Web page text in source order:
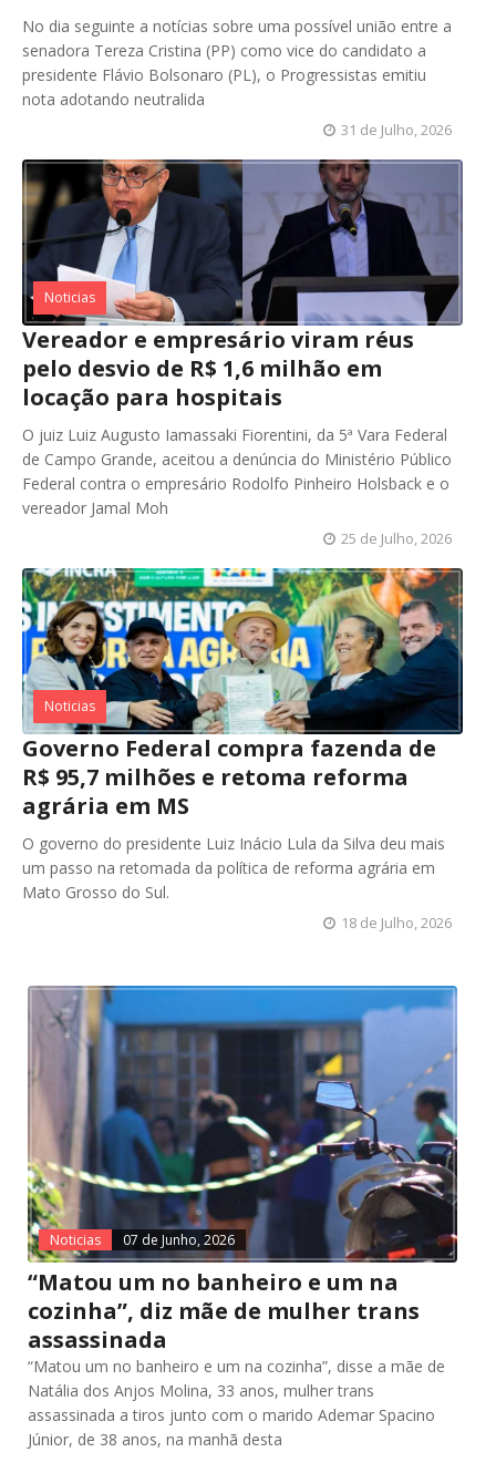
No dia seguinte a notícias sobre uma possível união entre a
senadora Tereza Cristina (PP) como vice do candidato a
presidente Flávio Bolsonaro (PL), o Progressistas emitiu
nota adotando neutralida
31 de Julho, 2026
Noticias
Vereador e empresário viram réus
pelo desvio de R$ 1,6 milhão em
locação para hospitais
O juiz Luiz Augusto Iamassaki Fiorentini, da 5ª Vara Federal
de Campo Grande, aceitou a denúncia do Ministério Público
Federal contra o empresário Rodolfo Pinheiro Holsback e o
vereador Jamal Moh
25 de Julho, 2026
Noticias
Governo Federal compra fazenda de
R$ 95,7 milhões e retoma reforma
agrária em MS
O governo do presidente Luiz Inácio Lula da Silva deu mais
um passo na retomada da política de reforma agrária em
Mato Grosso do Sul.
18 de Julho, 2026
Noticias 07 de Junho, 2026
“Matou um no banheiro e um na
cozinha”, diz mãe de mulher trans
assassinada
“Matou um no banheiro e um na cozinha”, disse a mãe de
Natália dos Anjos Molina, 33 anos, mulher trans
assassinada a tiros junto com o marido Ademar Spacino
Júnior, de 38 anos, na manhã desta